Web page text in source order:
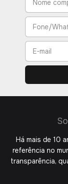
Há mais de 10
referência no
transparência,